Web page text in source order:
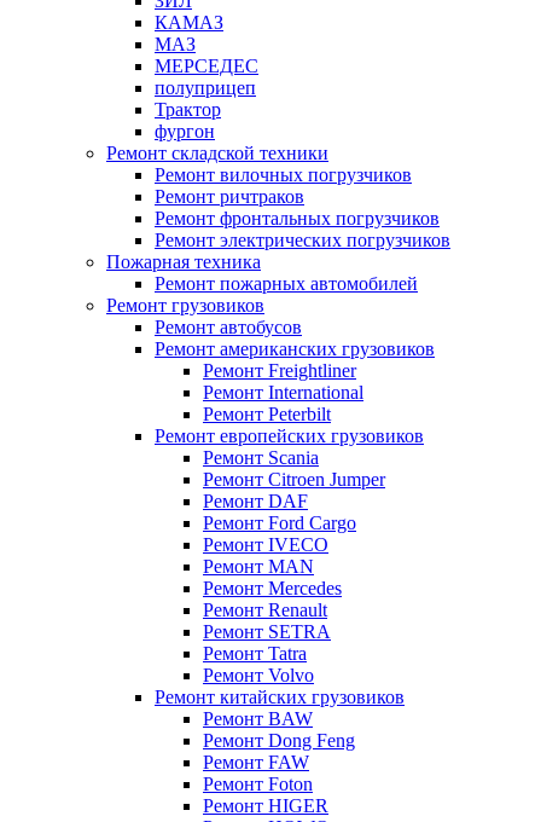
КАМАЗ
МАЗ
МЕРСЕДЕС
полуприцеп
Трактор
фургон
Ремонт складской техники
Ремонт вилочных погрузчиков
Ремонт ричтраков
Ремонт фронтальных погрузчиков
Ремонт электрических погрузчиков
Пожарная техника
Ремонт пожарных автомобилей
Ремонт грузовиков
Ремонт автобусов
Ремонт американских грузовиков
Ремонт Freightliner
Ремонт International
Ремонт Peterbilt
Ремонт европейских грузовиков
Ремонт Scania
Ремонт Citroen Jumper
Ремонт DAF
Ремонт Ford Cargo
Ремонт IVECO
Ремонт MAN
Ремонт Mercedes
Ремонт Renault
Ремонт SETRA
Ремонт Tatra
Ремонт Volvo
Ремонт китайских грузовиков
Ремонт BAW
Ремонт Dong Feng
Ремонт FAW
Ремонт Foton
Ремонт HIGER